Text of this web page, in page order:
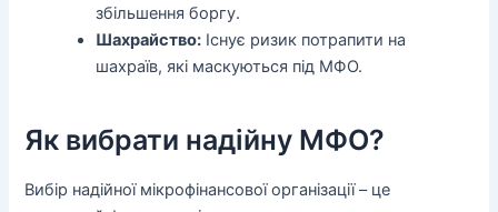
збільшення боргу.
Шахрайство: Існує ризик потрапити на
шахраїв, які маскуються під МФО.
Як вибрати надійну МФО?
Вибір надійної мікрофінансової організації – це